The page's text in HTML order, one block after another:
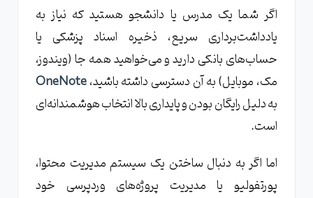
اگر شما یک مدرس یا دانشجو هستید که نیاز به
یادداشت‌برداری سریع، ذخیره اسناد پزشکی یا
حساب‌های بانکی دارید و می‌خواهید همه جا (ویندوز،
مک، موبایل) به آن دسترسی داشته باشید، OneNote
به دلیل رایگان بودن و پایداری بالا انتخاب هوشمندانه‌ای
است.
اما اگر به دنبال ساختن یک سیستم مدیریت محتوا،
پورتفولیو یا مدیریت پروژه‌های وردپرسی خود